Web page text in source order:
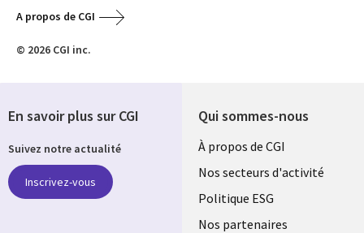
A propos de CGI
© 2026 CGI inc.
Qui sommes-nous
Useful
links
FRANCE
À propos de CGI
Nos secteurs d'activité
Politique ESG
Nos partenaires
En savoir plus sur CGI
Suivez notre actualité
Inscrivez-vous